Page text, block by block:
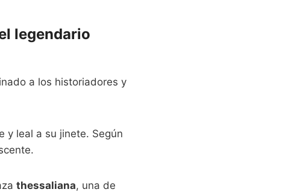
legendario
a los historiadores y
y leal a su jinete. Según
thessaliana, una de